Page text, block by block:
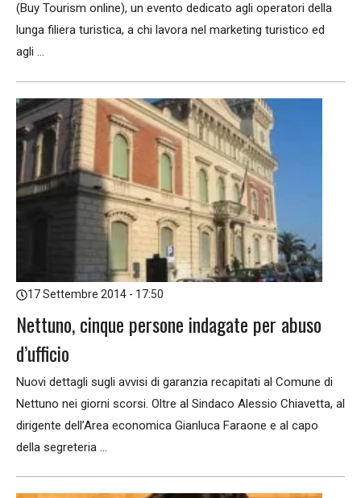
(Buy Tourism online), un evento dedicato agli operatori della
lunga filiera turistica, a chi lavora nel marketing turistico ed
agli ...
17 Settembre 2014 - 17:50
Nettuno, cinque persone indagate per abuso
d’ufficio
Nuovi dettagli sugli avvisi di garanzia recapitati al Comune di
Nettuno nei giorni scorsi. Oltre al Sindaco Alessio Chiavetta, al
dirigente dell’Area economica Gianluca Faraone e al capo
della segreteria ...